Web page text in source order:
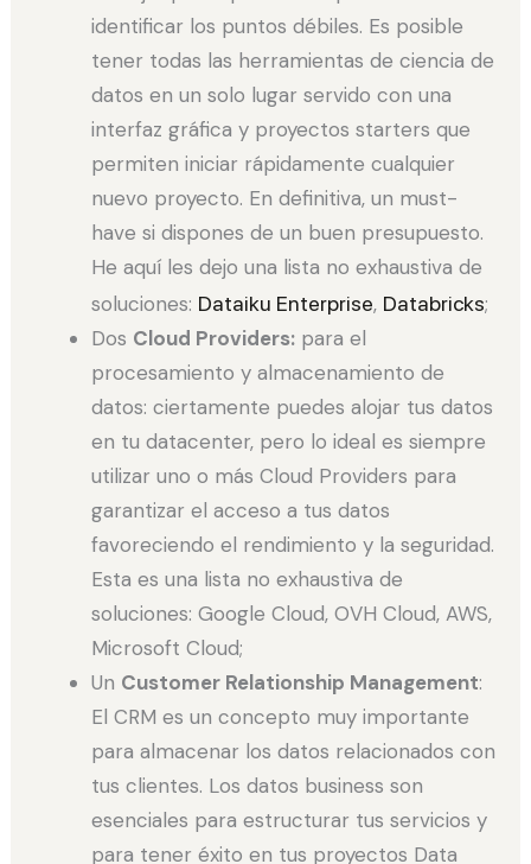
identificar los puntos débiles. Es posible
tener todas las herramientas de ciencia de
datos en un solo lugar servido con una
interfaz gráfica y proyectos starters que
permiten iniciar rápidamente cualquier
nuevo proyecto. En definitiva, un must-
have si dispones de un buen presupuesto.
He aquí les dejo una lista no exhaustiva de
soluciones: Dataiku Enterprise, Databricks;
Dos Cloud Providers: para el
procesamiento y almacenamiento de
datos: ciertamente puedes alojar tus datos
en tu datacenter, pero lo ideal es siempre
utilizar uno o más Cloud Providers para
garantizar el acceso a tus datos
favoreciendo el rendimiento y la seguridad.
Esta es una lista no exhaustiva de
soluciones: Google Cloud, OVH Cloud, AWS,
Microsoft Cloud;
Un Customer Relationship Management:
El CRM es un concepto muy importante
para almacenar los datos relacionados con
tus clientes. Los datos business son
esenciales para estructurar tus servicios y
para tener éxito en tus proyectos Data